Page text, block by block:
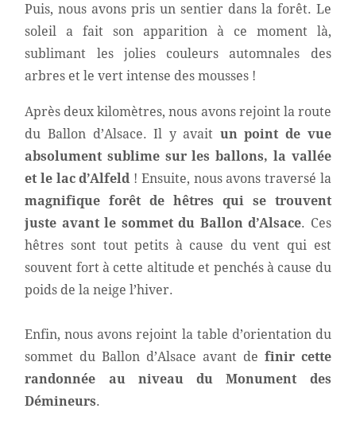
Puis, nous avons pris un sentier dans la forêt. Le
soleil a fait son apparition à ce moment là,
sublimant les jolies couleurs automnales des
arbres et le vert intense des mousses !
Après deux kilomètres, nous avons rejoint la route
du Ballon d’Alsace. Il y avait un point de vue
absolument sublime sur les ballons, la vallée
et le lac d’Alfeld ! Ensuite, nous avons traversé la
magnifique forêt de hêtres qui se trouvent
juste avant le sommet du Ballon d’Alsace. Ces
hêtres sont tout petits à cause du vent qui est
souvent fort à cette altitude et penchés à cause du
poids de la neige l’hiver.
Enfin, nous avons rejoint la table d’orientation du
sommet du Ballon d’Alsace avant de finir cette
randonnée au niveau du Monument des
Démineurs.